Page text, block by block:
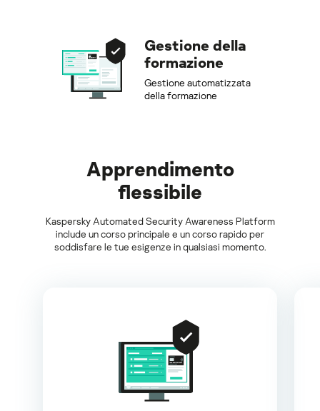
Gestione della
formazione
Gestione automatizzata
della formazione
Apprendimento
flessibile
Kaspersky Automated Security Awareness Platform
include un corso principale e un corso rapido per
soddisfare le tue esigenze in qualsiasi momento.